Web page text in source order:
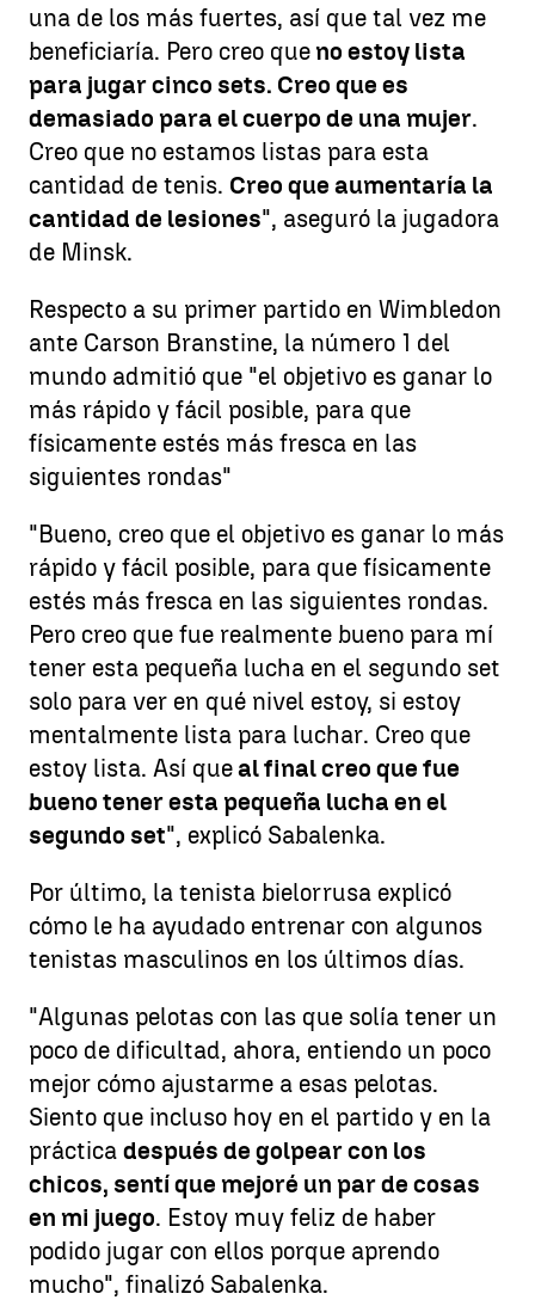
una de los más fuertes, así que tal vez me
beneficiaría. Pero creo queno estoy lista
para jugar cinco sets. Creo que es
demasiado para el cuerpo de una mujer.
Creo que no estamos listas para esta
cantidad de tenis. Creo que aumentaría la
cantidad de lesiones", aseguró la jugadora
de Minsk.
Respecto a su primer partido en Wimbledon
ante Carson Branstine, la número 1 del
mundo admitió que "el objetivo es ganar lo
más rápido y fácil posible, para que
físicamente estés más fresca en las
siguientes rondas"
"Bueno, creo que el objetivo es ganar lo más
rápido y fácil posible, para que físicamente
estés más fresca en las siguientes rondas.
Pero creo que fue realmente bueno para mí
tener esta pequeña lucha en el segundo set
solo para ver en qué nivel estoy, si estoy
mentalmente lista para luchar. Creo que
estoy lista. Así queal final creo que fue
bueno tener esta pequeña lucha en el
segundo set", explicó Sabalenka.
Por último, la tenista bielorrusa explicó
cómo le ha ayudado entrenar con algunos
tenistas masculinos en los últimos días.
"Algunas pelotas con las que solía tener un
poco de dificultad, ahora, entiendo un poco
mejor cómo ajustarme a esas pelotas.
Siento que incluso hoy en el partido y en la
práctica después de golpear con los
chicos, sentí que mejoré un par de cosas
en mi juego. Estoy muy feliz de haber
podido jugar con ellos porque aprendo
mucho", finalizó Sabalenka.